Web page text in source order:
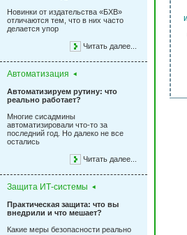
Новинки от издательства «БХВ»
отличаются тем, что в них часто
делается упор
Читать далее...
Автоматизация
Автоматизируем рутину: что
реально работает?
Многие сисадмины
автоматизировали что-то за
последний год. Но далеко не все
остались
Читать далее...
Защита ИТ-системы
Практическая защита: что вы
внедрили и что мешает?
Какие меры безопасности реально